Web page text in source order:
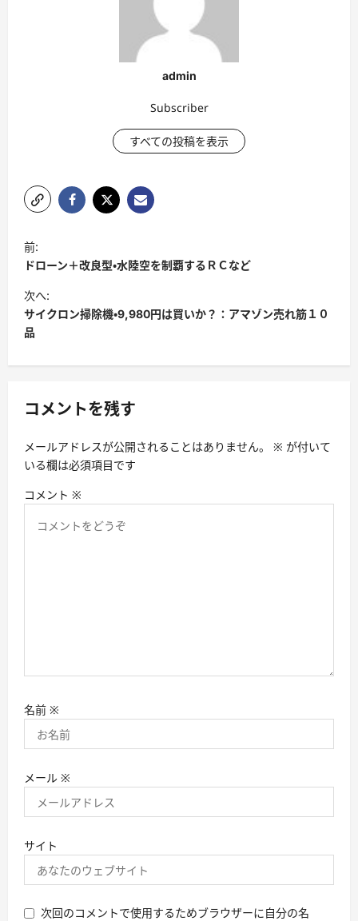
admin
Subscriber
すべての投稿を表示
投
稿
ナ
ビ
ゲ
ー
ョ
前:
ドローン＋改良型・水陸空を制覇するＲＣなど
次へ:
サイクロン掃除機・9,980円は買いか？：アマゾン売れ筋１０
品
コメントを残す
メールアドレスが公開されることはありません。 ※ が付いて
いる欄は必須項目です
コメント ※
名前 ※
メール ※
サイト
次回のコメントで使用するためブラウザーに自分の名